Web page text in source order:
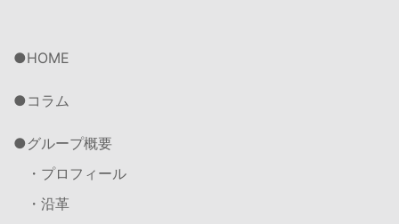
HOME
コラム
グループ概要
・プロフィール
・沿革